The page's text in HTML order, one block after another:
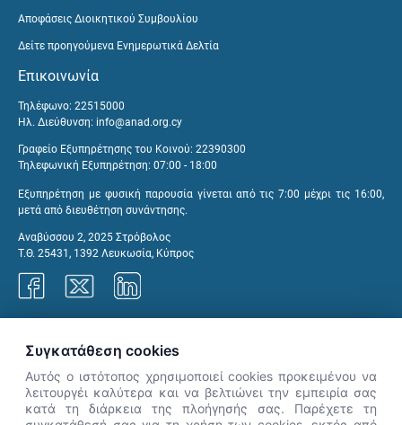
Αποφάσεις Διοικητικού Συμβουλίου
Δείτε προηγούμενα Ενημερωτικά Δελτία
Επικοινωνία
Τηλέφωνο: 22515000
Ηλ. Διεύθυνση: info@anad.org.cy
Γραφείο Εξυπηρέτησης του Κοινού: 22390300
Τηλεφωνική Εξυπηρέτηση: 07:00 - 18:00
Εξυπηρέτηση με φυσική παρουσία γίνεται από τις 7:00 μέχρι τις 16:00,
μετά από διευθέτηση συνάντησης.
Αναβύσσου 2, 2025 Στρόβολος
Τ.Θ. 25431, 1392 Λευκωσία, Κύπρος
Συγκατάθεση cookies
Αυτός ο ιστότοπος χρησιμοποιεί cookies προκειμένου να
λειτουργέι καλύτερα και να βελτιώνει την εμπειρία σας
κατά τη διάρκεια της πλοήγησής σας. Παρέχετε τη